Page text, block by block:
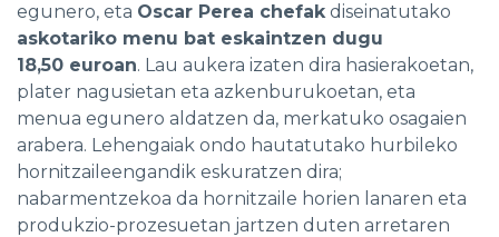
egunero, eta Oscar Perea chefakdiseinatutako
askotariko menu bat eskaintzen dugu
18,50 euroan. Lau aukera izaten dira hasierakoetan,
plater nagusietan eta azkenburukoetan, eta
menua egunero aldatzen da, merkatuko osagaien
arabera. Lehengaiak ondo hautatutako hurbileko
hornitzaileengandik eskuratzen dira;
nabarmentzekoa da hornitzaile horien lanaren eta
produkzio-prozesuetan jartzen duten arretaren